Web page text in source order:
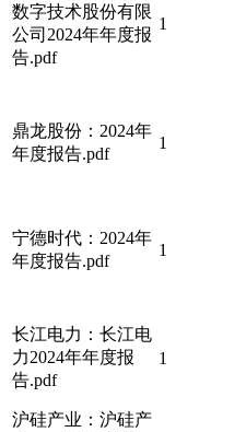
数字技术股份有限
公司2024年年度报
告.pdf
1
鼎龙股份：2024年
年度报告.pdf
1
宁德时代：2024年
年度报告.pdf
1
长江电力：长江电
力2024年年度报
告.pdf
1
沪硅产业：沪硅产